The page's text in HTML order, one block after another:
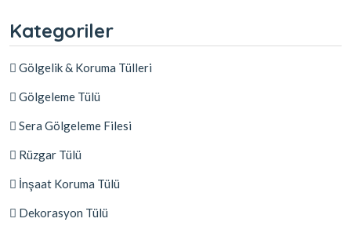
Kategoriler
Gölgelik & Koruma Tülleri
Gölgeleme Tülü
Sera Gölgeleme Filesi
Rüzgar Tülü
İnşaat Koruma Tülü
Dekorasyon Tülü